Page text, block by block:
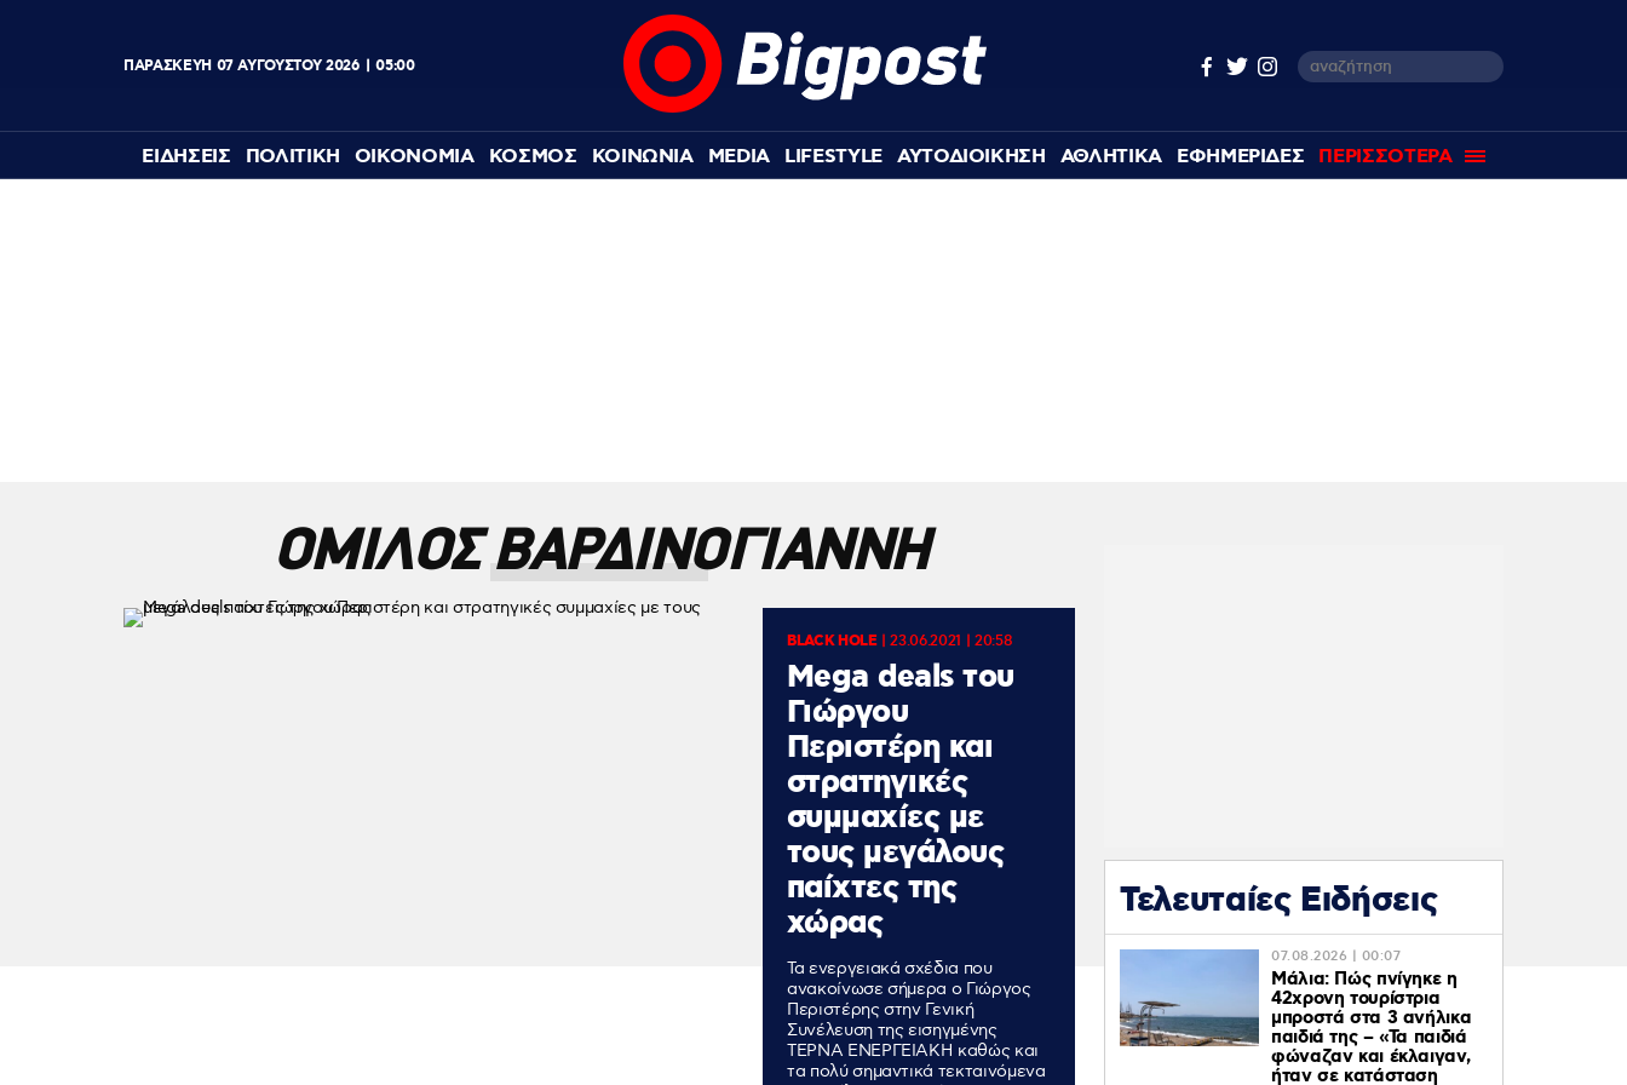
ΠΑΡΑΣΚΕΥΗ 07 ΑΥΓΟΥΣΤΟΥ 2026 05:00
ΕΙΔΗΣΕΙΣ ΠΟΛΙΤΙΚΗ ΟΙΚΟΝΟΜΙΑ ΚΟΣΜΟΣ ΚΟΙΝΩΝΙΑ MEDIA LIFESTYLE ΑΥΤΟΔΙΟΙΚΗΣΗ ΑΘΛΗΤΙΚΑ ΕΦΗΜΕΡΙΔΕΣ ΠΕΡΙΣΣΟΤΕΡΑ
ΟΜΙΛΟΣ ΒΑΡΔΙΝΟΓΙΑΝΝΗ
BLACK HOLE|23.06.2021 | 20:58
Mega deals του
Γιώργου
Περιστέρη και
στρατηγικές
συμμαχίες με
τους μεγάλους
παίχτες της
χώρας
Τα ενεργειακά σχέδια που
ανακοίνωσε σήμερα ο Γιώργος
Περιστέρης στην Γενική
Συνέλευση της εισηγμένης
ΤΕΡΝΑ ΕΝΕΡΓΕΙΑΚΗ καθώς και
τα πολύ σημαντικά τεκταινόμενα
Τελευταίες Ειδήσεις
07.08.2026 | 00:07
Μάλια: Πώς πνίγηκε η
42χρονη τουρίστρια
μπροστά στα 3 ανήλικα
παιδιά της – «Τα παιδιά
φώναζαν και έκλαιγαν,
ήταν σε κατάσταση